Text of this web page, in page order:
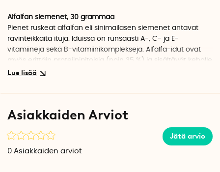
Alfalfan siemenet, 30 grammaa
Pienet ruskeat alfalfan eli sinimailasen siemenet antavat
ravinteikkaita ituja. Iduissa on runsaasti A-, C- ja E-
vitamiineja sekä B-vitamiinikomplekseja. Alfalfa-idut ovat
myös erittäin proteiinipitoisia (noin 35 %) ja sisältävät keholle
tärkeitä aminohappoja. Ne sisältävät myös kalsiumia,
Alkuperämaa: Italia
Mungpavut, 90 grammaa
Vihreitä, rapeita ja maukkaita mungpapuja, jotka sopivat
Asiakkaiden Arviot
Jätä arvio
0 Asiakkaiden arviot